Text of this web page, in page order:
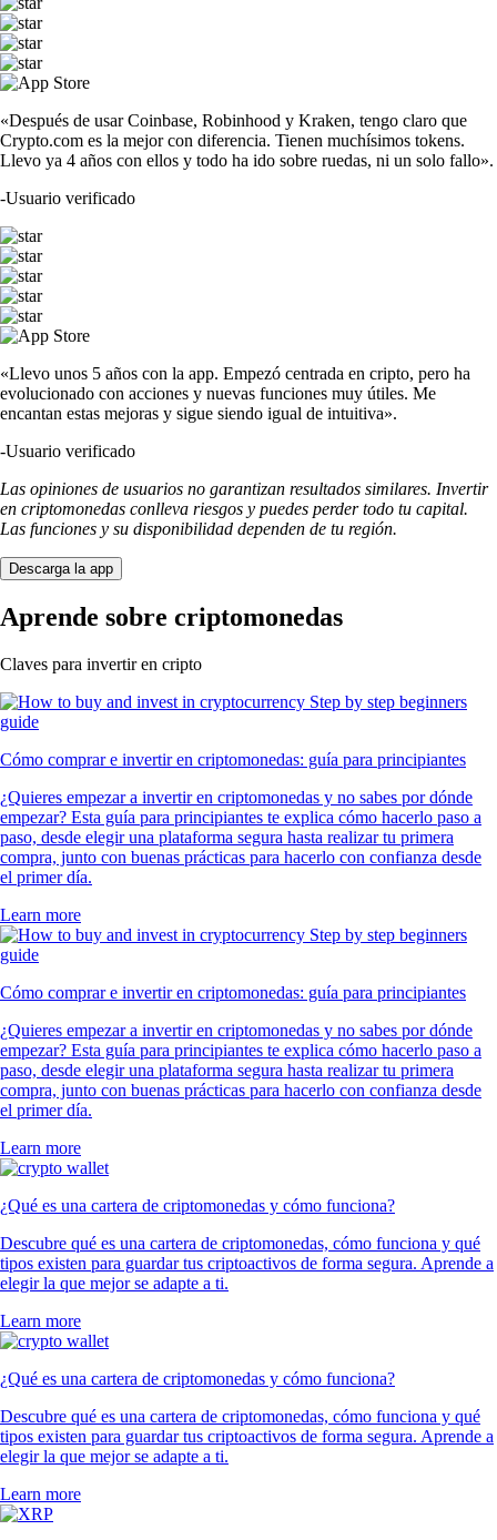
«Después de usar Coinbase, Robinhood y Kraken, tengo claro que
Crypto.com es la mejor con diferencia. Tienen muchísimos tokens.
Llevo ya 4 años con ellos y todo ha ido sobre ruedas, ni un solo fallo».
-Usuario verificado
«Llevo unos 5 años con la app. Empezó centrada en cripto, pero ha
evolucionado con acciones y nuevas funciones muy útiles. Me
encantan estas mejoras y sigue siendo igual de intuitiva».
-Usuario verificado
Las opiniones de usuarios no garantizan resultados similares. Invertir
en criptomonedas conlleva riesgos y puedes perder todo tu capital.
Las funciones y su disponibilidad dependen de tu región.
Descarga la app
Aprende sobre criptomonedas
Claves para invertir en cripto
Cómo comprar e invertir en criptomonedas: guía para principiantes
¿Quieres empezar a invertir en criptomonedas y no sabes por dónde
empezar? Esta guía para principiantes te explica cómo hacerlo paso a
paso, desde elegir una plataforma segura hasta realizar tu primera
compra, junto con buenas prácticas para hacerlo con confianza desde
el primer día.
Learn more
Cómo comprar e invertir en criptomonedas: guía para principiantes
¿Quieres empezar a invertir en criptomonedas y no sabes por dónde
empezar? Esta guía para principiantes te explica cómo hacerlo paso a
paso, desde elegir una plataforma segura hasta realizar tu primera
compra, junto con buenas prácticas para hacerlo con confianza desde
el primer día.
Learn more
¿Qué es una cartera de criptomonedas y cómo funciona?
Descubre qué es una cartera de criptomonedas, cómo funciona y qué
tipos existen para guardar tus criptoactivos de forma segura. Aprende a
elegir la que mejor se adapte a ti.
Learn more
¿Qué es una cartera de criptomonedas y cómo funciona?
Descubre qué es una cartera de criptomonedas, cómo funciona y qué
tipos existen para guardar tus criptoactivos de forma segura. Aprende a
elegir la que mejor se adapte a ti.
Learn more